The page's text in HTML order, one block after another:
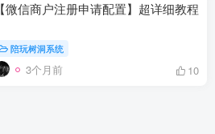
【微信商户注册申请配置】超详细教程
陪玩树洞系统
3个月前 10